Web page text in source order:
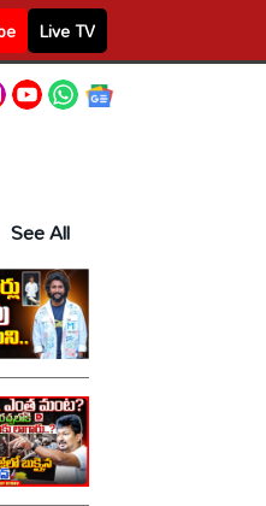
Live TV
See All